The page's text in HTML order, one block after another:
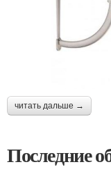
читать дальше →
Последние